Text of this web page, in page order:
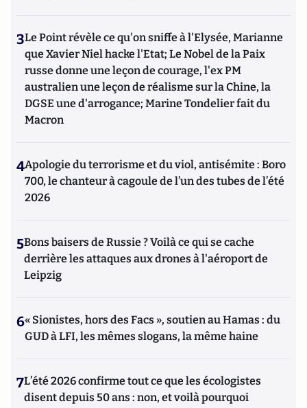
3Le Point révèle ce qu'on sniffe à l'Elysée, Marianne
que Xavier Niel hacke l'Etat; Le Nobel de la Paix
russe donne une leçon de courage, l'ex PM
australien une leçon de réalisme sur la Chine, la
DGSE une d'arrogance; Marine Tondelier fait du
Macron
4Apologie du terrorisme et du viol, antisémite : Boro
700, le chanteur à cagoule de l’un des tubes de l’été
2026
5Bons baisers de Russie ? Voilà ce qui se cache
derrière les attaques aux drones à l'aéroport de
Leipzig
6« Sionistes, hors des Facs », soutien au Hamas : du
GUD à LFI, les mêmes slogans, la même haine
7L’été 2026 confirme tout ce que les écologistes
disent depuis 50 ans : non, et voilà pourquoi